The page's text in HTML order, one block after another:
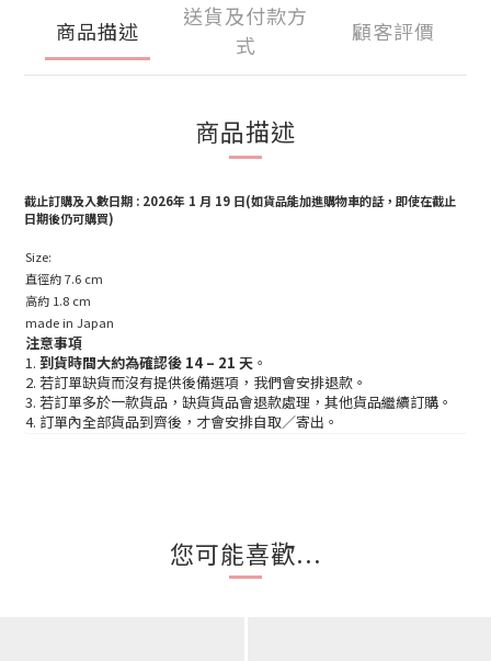
商品描述
送貨及付款方
式
顧客評價
商品描述
截止訂購及入數日期 : 2026年 1 月 19 日(如貨品能加進購物車的話，即使在截止
日期後仍可購買)
Size:
直徑約 7.6 cm
高約 1.8 cm
made in Japan
注意事項
1. 到貨時間大約為確認後 14 – 21 天 。
2. 若訂單缺貨而沒有提供後備選項，我們會安排退款。
3. 若訂單多於一款貨品，缺貨貨品會退款處理，其他貨品繼續訂購。
4. 訂單內全部貨品到齊後，才會安排自取／寄出。
您可能喜歡...